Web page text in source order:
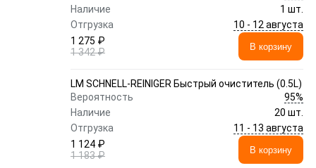
Наличие
1 шт.
Отгрузка
10 - 12 августа
1 275 ₽
1 342 ₽
В корзину
LM SCHNELL-REINIGER Быстрый очиститель (0.5L)
Вероятность
95%
Наличие
20 шт.
Отгрузка
11 - 13 августа
1 124 ₽
1 183 ₽
В корзину